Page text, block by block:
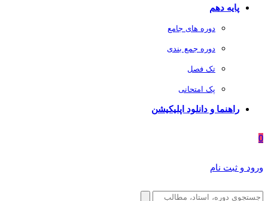
پایه دهم
دوره های جامع
دوره جمع بندی
تک فصل
پک امتحانی
راهنما و دانلود اپلیکیشن
0
ورود و ثبت نام